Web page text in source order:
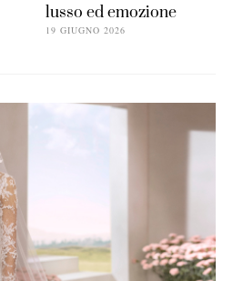
lusso ed emozione
19 GIUGNO 2026